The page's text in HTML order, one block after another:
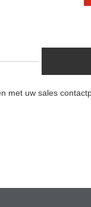
met uw sales